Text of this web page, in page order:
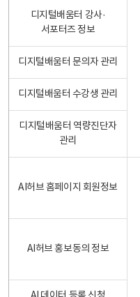
디지털배움터 강사·
서포터즈 정보
디지털배움터 문의자 관리
디지털배움터 수강생 관리
디지털배움터 역량진단자
관리
AI허브 홈페이지 회원정보
AI허브 홍보동의 정보